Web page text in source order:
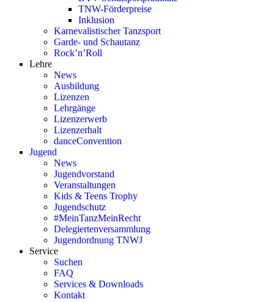
TNW-Förderpreise
Inklusion
Karnevalistischer Tanzsport
Garde- und Schautanz
Rock’n’Roll
Lehre
News
Ausbildung
Lizenzen
Lehrgänge
Lizenzerwerb
Lizenzerhalt
danceConvention
Jugend
News
Jugendvorstand
Veranstaltungen
Kids & Teens Trophy
Jugendschutz
#MeinTanzMeinRecht
Delegiertenversammlung
Jugendordnung TNWJ
Service
Suchen
FAQ
Services & Downloads
Kontakt